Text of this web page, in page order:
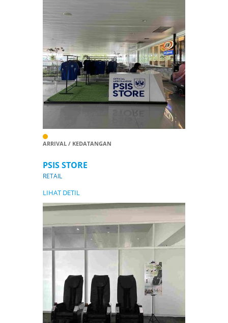
ARRIVAL / KEDATANGAN
PSIS STORE
RETAIL
LIHAT DETIL